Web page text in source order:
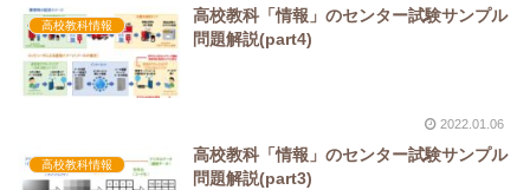
高校教科情報
高校教科「情報」のセンター試験サンプル
問題解説(part4)
2022.01.06
高校教科情報
高校教科「情報」のセンター試験サンプル
問題解説(part3)